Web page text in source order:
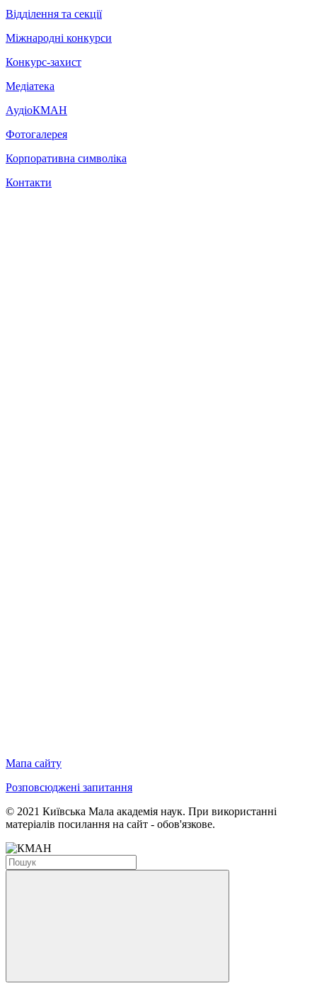
Відділення та секції
Міжнародні конкурси
Конкурс-захист
Медіатека
АудіоКМАН
Фотогалерея
Корпоративна символіка
Контакти
Мапа сайту
Розповсюджені запитання
© 2021 Київська Мала академія наук. При використанні
матеріалів посилання на сайт - обов'язкове.